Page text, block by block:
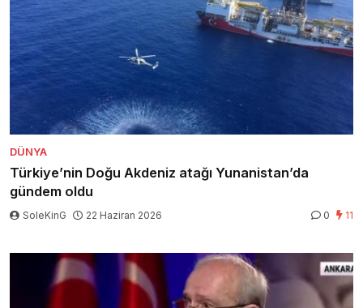
DÜNYA
Türkiye’nin Doğu Akdeniz atağı Yunanistan’da
gündem oldu
SoleKinG 22 Haziran 2026 0 11